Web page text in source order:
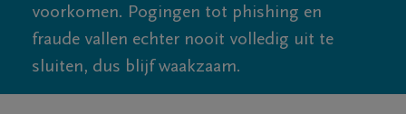
voorkomen. Pogingen tot phishing en
fraude vallen echter nooit volledig uit te
sluiten, dus blijf waakzaam.